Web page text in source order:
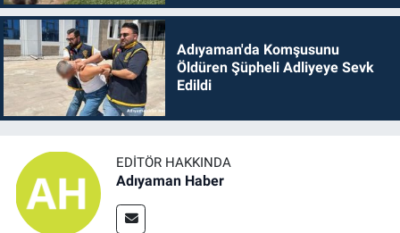
Adıyaman'da Komşusunu
Öldüren Şüpheli Adliyeye Sevk
Edildi
EDITÖR HAKKINDA
Adıyaman Haber